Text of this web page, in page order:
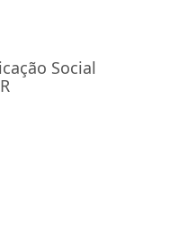
Social